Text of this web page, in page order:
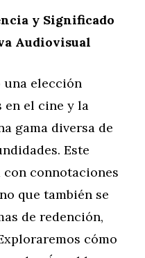
y Significado
Audiovisual
una elección
en el cine y la
gama diversa de
Este
connotaciones
que también se
de redención,
cómo